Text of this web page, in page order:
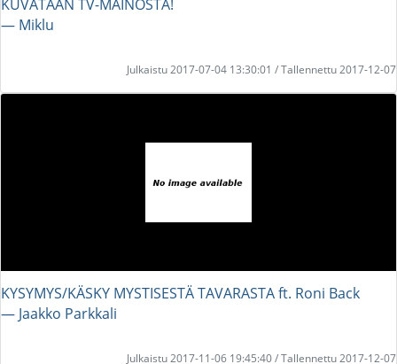
KUVATAAN TV-MAINOSTA!
― Miklu
Julkaistu 2017-07-04 13:30:01 / Tallennettu 2017-12-07
KYSYMYS/KÄSKY MYSTISESTÄ TAVARASTA ft. Roni Back
― Jaakko Parkkali
Julkaistu 2017-11-06 19:45:40 / Tallennettu 2017-12-07